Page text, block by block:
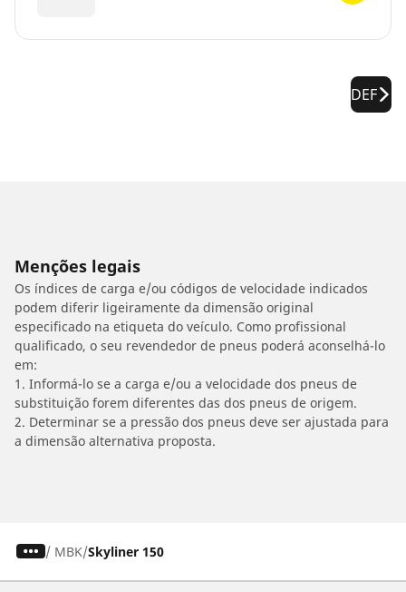
DEF
Menções legais
Os índices de carga e/ou códigos de velocidade indicados
podem diferir ligeiramente da dimensão original
especificado na etiqueta do veículo. Como profissional
qualificado, o seu revendedor de pneus poderá aconselhá-lo
em:
1. Informá-lo se a carga e/ou a velocidade dos pneus de
substituição forem diferentes das dos pneus de origem.
2. Determinar se a pressão dos pneus deve ser ajustada para
a dimensão alternativa proposta.
/ MBK Skyliner 150